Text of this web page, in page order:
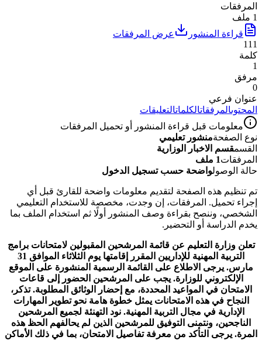
المرفقات
1 ملف
قراءة المنشور
عرض المرفقات
111
كلمة
1
مرفق
0
عنوان فرعي
المحتوىالمرفقاتالكلماتالتعليقات
معلومات قبل قراءة المنشور أو تحميل المرفقات
نوع الصفحةمنشور تعليمي
القسمقسم الاخبار الوزارية
المرفقات1 ملف
حالة الوصولواضحة حسب تسجيل الدخول
تم تنظيم هذه الصفحة لتقديم معلومات واضحة للقارئ قبل أي
إجراء تحميل. المرفقات، إن وجدت، مخصصة للاستخدام التعليمي
الشخصي، وننصح بقراءة وصف المنشور أولًا ثم استخدام الملف بما
يخدم الدراسة أو التحضير.
تعلن وزارة التعليم عن قائمة المرشحين المقبولين لامتحانات برامج
التربية المهنية للإداريين المقرر إقامتها يوم الثلاثاء الموافق 31
مارس. يرجى الاطلاع على القائمة الرسمية المنشورة على الموقع
الإلكتروني للوزارة. يجب على المرشحين الحضور إلى قاعات
الامتحان في المواعيد المحددة، مع إحضار الوثائق المطلوبة. تذكر،
النجاح في هذه الامتحانات يمثل خطوة هامة نحو تطوير المهارات
الإدارية في مجال التربية المهنية. نود التهنئة لجميع المرشحين
الناجحين، ونتمنى التوفيق للمرشحين الذين لم يحالفهم الحظ هذه
المرة. يرجى التأكد من معرفة تفاصيل الامتحان، بما في ذلك الأماكن